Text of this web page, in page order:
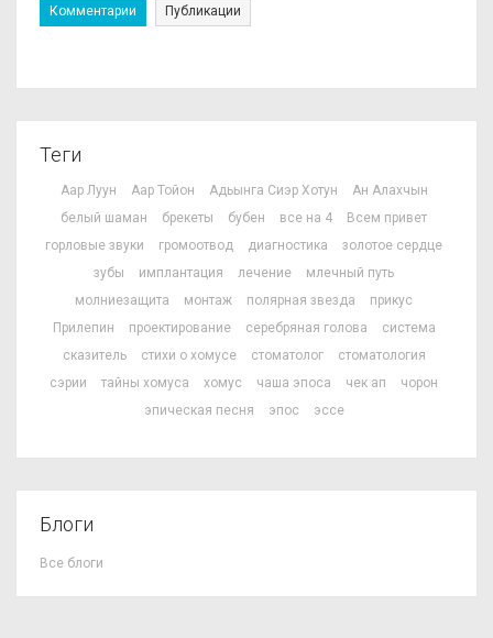
Комментарии Публикации
Теги
Аар Луун Аар Тойон Адьынга Сиэр Хотун
Ан Алахчын
белый шаман
брекеты бубен все на 4
Всем привет
горловые звуки
громоотвод диагностика
золотое сердце
зубы
имплантация лечение
млечный путь
молниезащита
монтаж полярная звезда
прикус
Прилепин
проектирование серебряная голова
система
сказитель
стихи о хомусе стоматолог
стоматология
сэрии
тайны хомуса хомус чаша эпоса чек ап
чорон
эпическая песня
эпос эссе
Блоги
Все блоги